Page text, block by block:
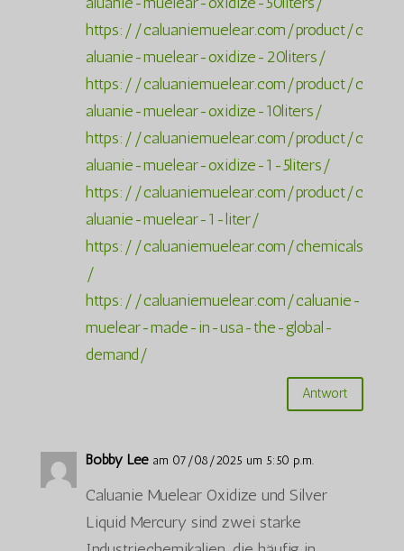
https://caluaniemuelear.com/product/c
aluanie-muelear-oxidize-20liters/
https://caluaniemuelear.com/product/c
aluanie-muelear-oxidize-10liters/
https://caluaniemuelear.com/product/c
aluanie-muelear-oxidize-1-5liters/
https://caluaniemuelear.com/product/c
aluanie-muelear-1-liter/
https://caluaniemuelear.com/chemicals
/
https://caluaniemuelear.com/caluanie-
muelear-made-in-usa-the-global-
demand/
Antwort
Bobby Lee am 07/08/2025 um 5:50 p.m.
Caluanie Muelear Oxidize und Silver
Liquid Mercury sind zwei starke